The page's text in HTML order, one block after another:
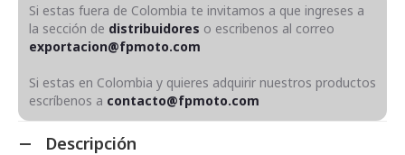
Si estas fuera de Colombia te invitamos a que ingreses a
la sección de distribuidores o escribenos al correo
exportacion@fpmoto.com
Si estas en Colombia y quieres adquirir nuestros productos
escríbenos a contacto@fpmoto.com
Descripción